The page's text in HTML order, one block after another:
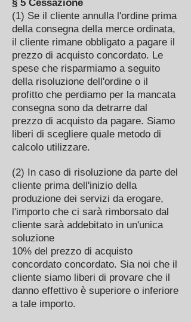
§ 5 Cessazione
(1) Se il cliente annulla l'ordine prima
della consegna della merce ordinata,
il cliente rimane obbligato a pagare il
prezzo di acquisto concordato. Le
spese che risparmiamo a seguito
della risoluzione dell'ordine o il
profitto che perdiamo per la mancata
consegna sono da detrarre dal
prezzo di acquisto da pagare. Siamo
liberi di scegliere quale metodo di
calcolo utilizzare.
(2) In caso di risoluzione da parte del
cliente prima dell'inizio della
produzione dei servizi da erogare,
l'importo che ci sarà rimborsato dal
cliente sarà addebitato in un'unica
soluzione
10% del prezzo di acquisto
concordato concordato. Sia noi che il
cliente siamo liberi di provare che il
danno effettivo è superiore o inferiore
a tale importo.